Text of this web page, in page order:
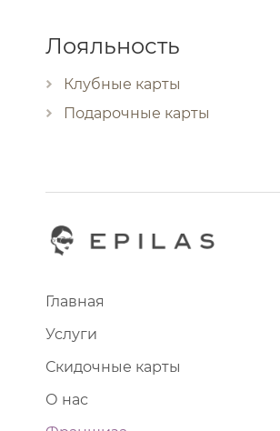
Лояльность
Клубные карты
Подарочные карты
Главная
Услуги
Скидочные карты
О нас